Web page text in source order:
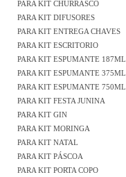
PARA KIT CHURRASCO
PARA KIT DIFUSORES
PARA KIT ENTREGA CHAVES
PARA KIT ESCRITORIO
PARA KIT ESPUMANTE 187ML
PARA KIT ESPUMANTE 375ML
PARA KIT ESPUMANTE 750ML
PARA KIT FESTA JUNINA
PARA KIT GIN
PARA KIT MORINGA
PARA KIT NATAL
PARA KIT PÁSCOA
PARA KIT PORTA COPO